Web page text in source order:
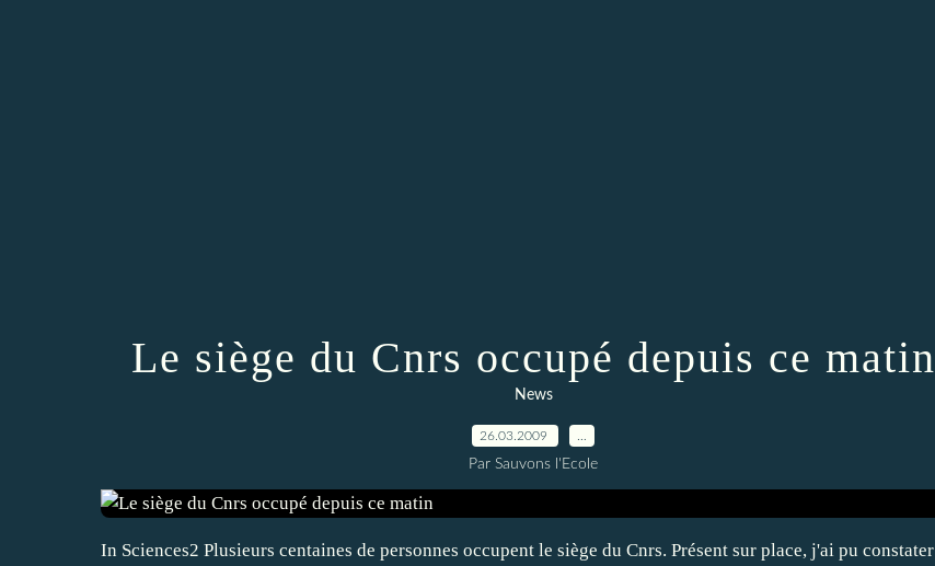
Le siège du Cnrs occupé depuis ce matin
News
26.03.2009
Par Sauvons l'Ecole
In Sciences2 Plusieurs centaines de personnes occupent le siège du Cnrs. Présent sur place, j'ai pu constater